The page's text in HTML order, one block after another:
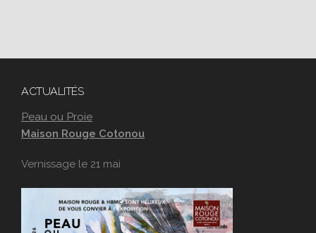
ACTUALITÉS
Peau ou Proie
Maison Rouge Cotonou
Vernissage le 21 mai